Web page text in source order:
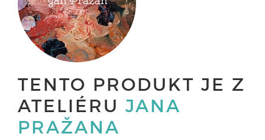
TENTO PRODUKT JE Z
ATELIÉRU JANA
PRAŽANA